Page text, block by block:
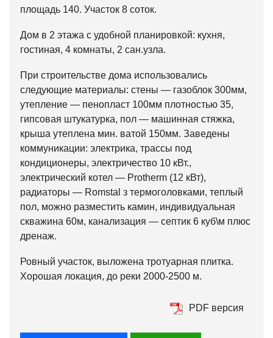
площадь 140. Участок 8 соток.
Дом в 2 этажа с удобной планировкой: кухня,
гостиная, 4 комнаты, 2 сан.узла.
При строительстве дома использовались
следующие материалы: стены — газоблок 300мм,
утепление — пенопласт 100мм плотностью 35,
гипсовая штукатурка, пол — машинная стяжка,
крыша утеплена мин. ватой 150мм. Заведены
коммуникации: электрика, трассы под
кондиционеры, электричество 10 кВт.,
электрический котел — Protherm (12 кВт),
радиаторы — Romstal з термоголовками, теплый
пол, можно разместить камин, индивидуальная
скважина 60м, канализация — септик 6 куб\м плюс
дренаж.
Ровный участок, выложена тротуарная плитка.
Хорошая локация, до реки 2000-2500 м.
PDF версия